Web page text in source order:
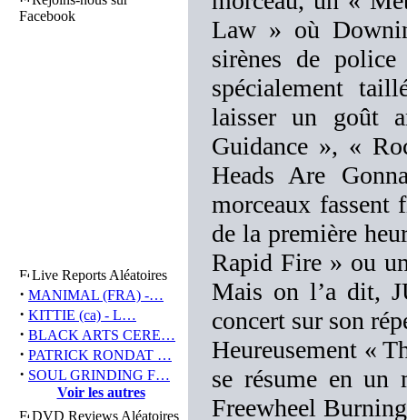
Facebook
Live Reports Aléatoires
· MANIMAL (FRA) -…
· KITTIE (ca) - L…
· BLACK ARTS CERE…
· PATRICK RONDAT …
· SOUL GRINDING F…
Voir les autres
DVD Reviews Aléatoires
Law » où
sirènes de
spécialement
laisser un goût
Guidance », «
Heads Are
morceaux fassent
de la première
Rapid Fire » ou
Mais on l’a dit,
concert sur son
Heureusement «
se résume en
Freewheel